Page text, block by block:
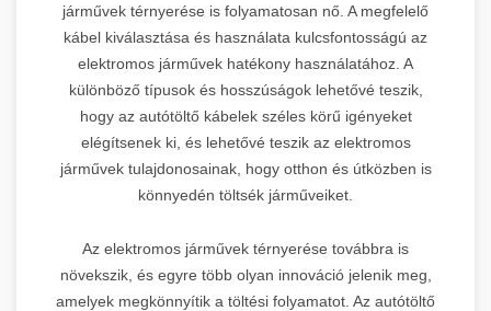
járművek térnyerése is folyamatosan nő. A megfelelő
kábel kiválasztása és használata kulcsfontosságú az
elektromos járművek hatékony használatához. A
különböző típusok és hosszúságok lehetővé teszik,
hogy az autótöltő kábelek széles körű igényeket
elégítsenek ki, és lehetővé teszik az elektromos
járművek tulajdonosainak, hogy otthon és útközben is
könnyedén töltsék járműveiket.
Az elektromos járművek térnyerése továbbra is
növekszik, és egyre több olyan innováció jelenik meg,
amelyek megkönnyítik a töltési folyamatot. Az autótöltő